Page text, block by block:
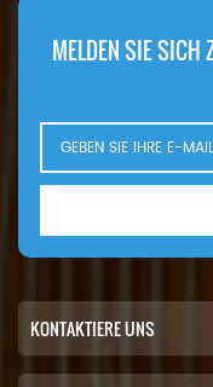
MELDEN SIE SICH
KONTAKTIERE UNS